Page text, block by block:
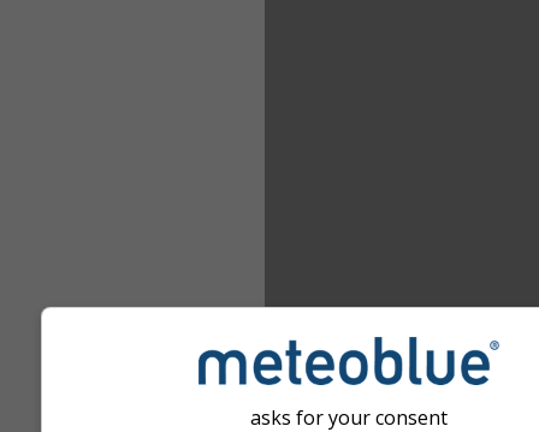
asks for your consent